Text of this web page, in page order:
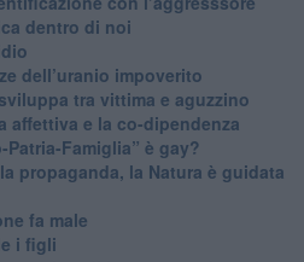
dentro di noi
dell’uranio impoverito
tra vittima e aguzzino
affettiva e la co-dipendenza
Famiglia” è gay?
propaganda, la Natura è guidata
fa male
i figli